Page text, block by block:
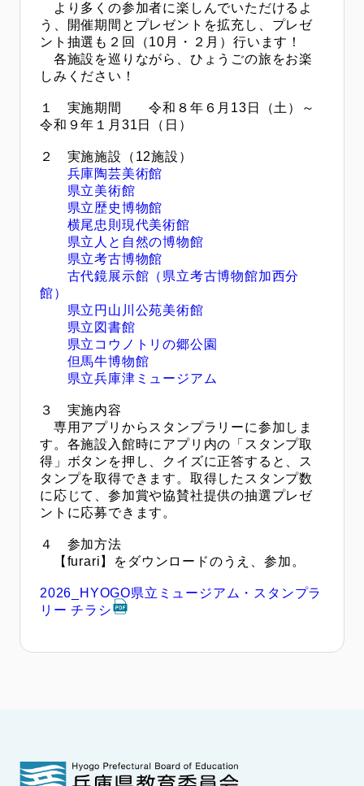
より多くの参加者に楽しんでいただけるよ
う、開催期間とプレゼントを拡充し、プレゼ
ント抽選も２回（10月・２月）行います！
各施設を巡りながら、ひょうごの旅をお楽
しみください！
１ 実施期間 令和８年６月13日（土）～
令和９年１月31日（日）
２ 実施施設（12施設）
兵庫陶芸美術館
県立美術館
県立歴史博物館
横尾忠則現代美術館
県立人と自然の博物館
県立考古博物館
古代鏡展示館（県立考古博物館加西分
館）
県立円山川公苑美術館
県立図書館
県立コウノトリの郷公園
但馬牛博物館
県立兵庫津ミュージアム
３ 実施内容
専用アプリからスタンプラリーに参加しま
す。各施設入館時にアプリ内の「スタンプ取
得」ボタンを押し、クイズに正答すると、ス
タンプを取得できます。取得したスタンプ数
に応じて、参加賞や協賛社提供の抽選プレゼ
ントに応募できます。
４ 参加方法
【furari】をダウンロードのうえ、参加。
2026_HYOGO県立ミュージアム・スタンプラ
リー チラシ